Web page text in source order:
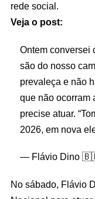
rede social.
Veja o post:
Ontem conversei
são do nosso
prevaleça e não
que não ocorram
precise atuar.
2026, em nova
— Flávio Dino
No sábado, Flávio